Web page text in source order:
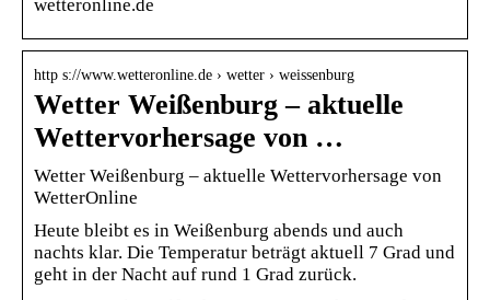
wetteronline.de
http s://www.wetteronline.de › wetter › weissenburg
Wetter Weißenburg – aktuelle
Wettervorhersage von …
Wetter Weißenburg – aktuelle Wettervorhersage von
WetterOnline
Heute bleibt es in Weißenburg abends und auch
nachts klar. Die Temperatur beträgt aktuell 7 Grad und
geht in der Nacht auf rund 1 Grad zurück.